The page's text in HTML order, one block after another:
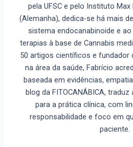
pela UFSC e pelo Instituto
(Alemanha), dedica-se há mais
sistema endocanabinoide e
terapias à base de Cannabis
50 artigos científicos e fundador
na área da saúde, Fabrício
baseada em evidências,
blog da FITOCANÁBICA,
para a prática clínica, com
responsabilidade e foco em
paciente.